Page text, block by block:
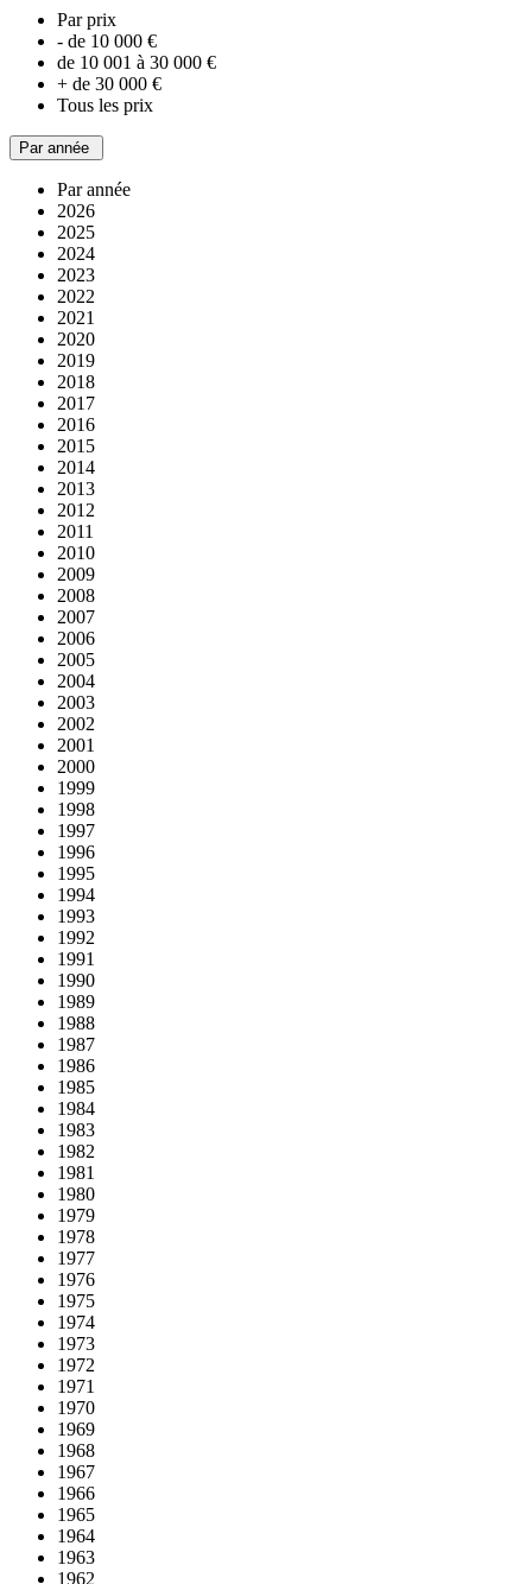
Par prix
- de 10 000 €
de 10 001 à 30 000 €
+ de 30 000 €
Tous les prix
Par année
Par année
2026
2025
2024
2023
2022
2021
2020
2019
2018
2017
2016
2015
2014
2013
2012
2011
2010
2009
2008
2007
2006
2005
2004
2003
2002
2001
2000
1999
1998
1997
1996
1995
1994
1993
1992
1991
1990
1989
1988
1987
1986
1985
1984
1983
1982
1981
1980
1979
1978
1977
1976
1975
1974
1973
1972
1971
1970
1969
1968
1967
1966
1965
1964
1963
1962